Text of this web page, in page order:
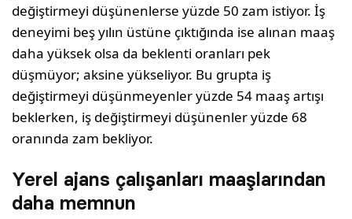
değiştirmeyi düşünenlerse yüzde 50 zam istiyor. İş
deneyimi beş yılın üstüne çıktığında ise alınan maaş
daha yüksek olsa da beklenti oranları pek
düşmüyor; aksine yükseliyor. Bu grupta iş
değiştirmeyi düşünmeyenler yüzde 54 maaş artışı
beklerken, iş değiştirmeyi düşünenler yüzde 68
oranında zam bekliyor.
Yerel ajans çalışanları maaşlarından
daha memnun